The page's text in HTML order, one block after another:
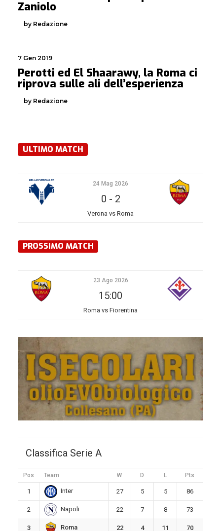
Zaniolo
by Redazione
7 Gen 2019
Perotti ed El Shaarawy, la Roma ci
riprova sulle ali dell’esperienza
by Redazione
ULTIMO MATCH
24 Mag 2026
0 - 2
Verona vs Roma
PROSSIMO MATCH
23 Ago 2026
15:00
Roma vs Fiorentina
Classifica Serie A
Pos Team W D L Pts
1 Inter 27 5 5 86
2 Napoli 22 7 8 73
3 Roma 22 4 11 70